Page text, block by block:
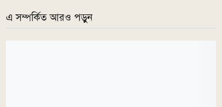
এ সম্পর্কিত আরও পড়ুন